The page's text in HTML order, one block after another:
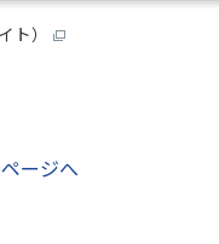
ト）
ージへ